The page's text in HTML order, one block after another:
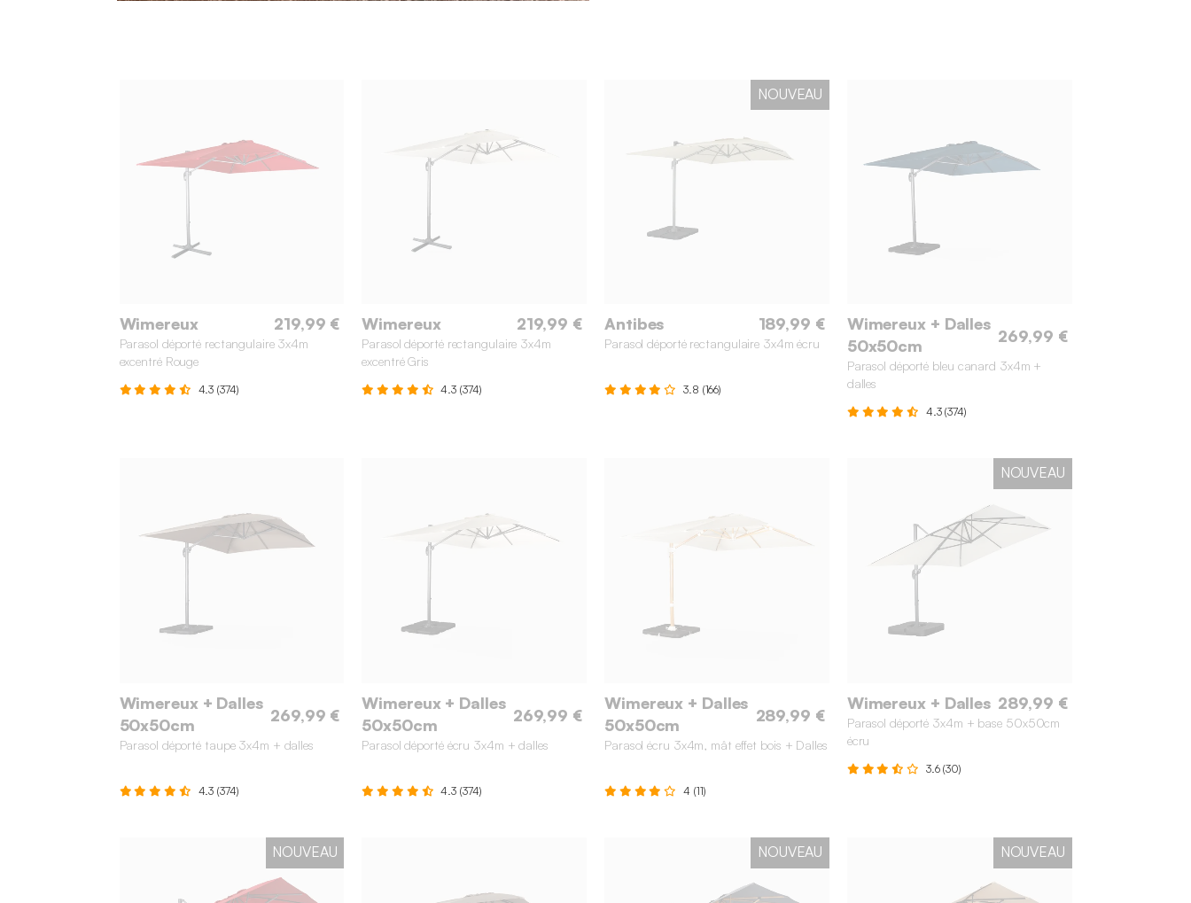
Wimereux 219,99 €
Parasol déporté rectangulaire 3x4m
excentré Rouge
4.3 (374)
Wimereux 219,99 €
Parasol déporté rectangulaire 3x4m
excentré Gris
4.3 (374)
NOUVEAU
Antibes 189,99 €
Parasol déporté rectangulaire 3x4m écru
3.8 (166)
Wimereux + Dalles
50x50cm
269,99 €
Parasol déporté bleu canard 3x4m +
dalles
4.3 (374)
Wimereux + Dalles
50x50cm
269,99 €
Parasol déporté taupe 3x4m + dalles
4.3 (374)
Wimereux + Dalles
50x50cm
269,99 €
Parasol déporté écru 3x4m + dalles
4.3 (374)
Wimereux + Dalles
50x50cm
289,99 €
Parasol écru 3x4m, mât effet bois + Dalles
4 (11)
NOUVEAU
Wimereux + Dalles 289,99 €
Parasol déporté 3x4m + base 50x50cm
écru
3.6 (30)
NOUVEAU NOUVEAU NOUVEAU